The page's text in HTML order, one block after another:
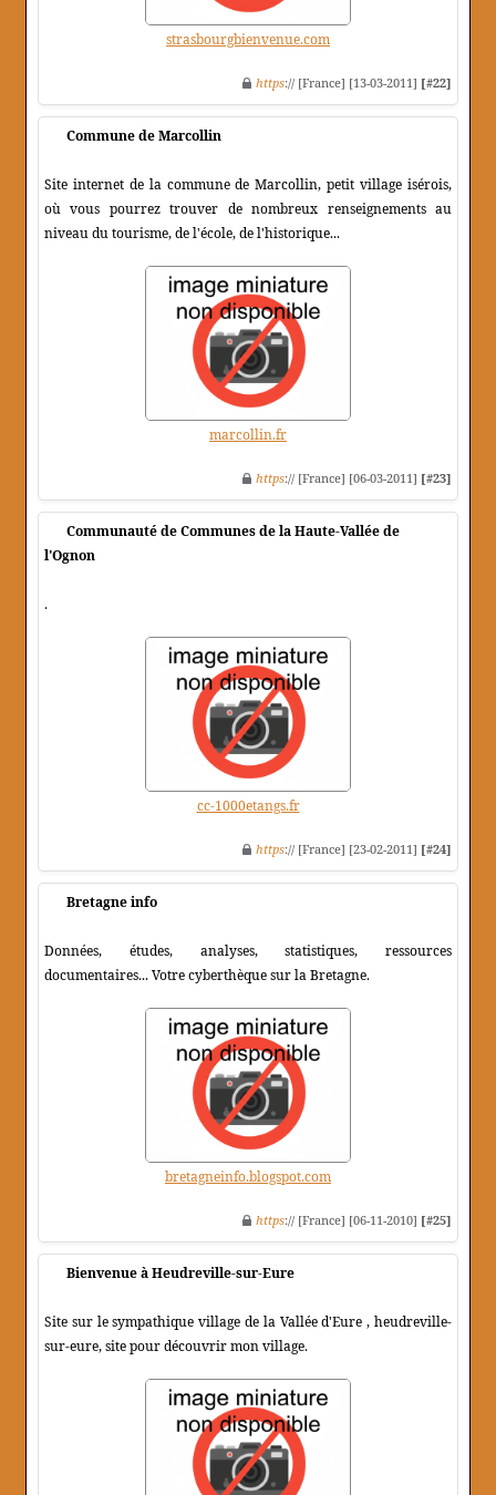
strasbourgbienvenue.com
https:// [France] [13-03-2011] [#22]
Commune de Marcollin
Site internet de la commune de Marcollin, petit village isérois,
où vous pourrez trouver de nombreux renseignements au
niveau du tourisme, de l'école, de l'historique...
marcollin.fr
https:// [France] [06-03-2011] [#23]
Communauté de Communes de la Haute-Vallée de
l'Ognon
.
cc-1000etangs.fr
https:// [France] [23-02-2011] [#24]
Bretagne info
Données, études, analyses, statistiques, ressources
documentaires... Votre cyberthèque sur la Bretagne.
bretagneinfo.blogspot.com
https:// [France] [06-11-2010] [#25]
Bienvenue à Heudreville-sur-Eure
Site sur le sympathique village de la Vallée d'Eure , heudreville-
sur-eure, site pour découvrir mon village.